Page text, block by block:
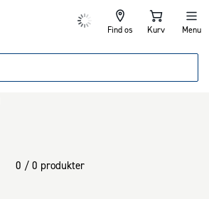
Find os Kurv Menu
0 / 0 produkter